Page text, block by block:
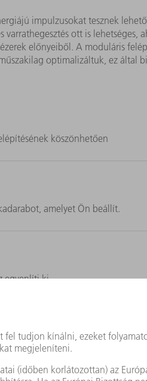
impulzusokat tesznek
ott is lehetséges,
előnyeiből. A moduláris
optimalizáltuk, ez által
köszönhetően
amelyet Ön beállít.
egyenlíti ki.